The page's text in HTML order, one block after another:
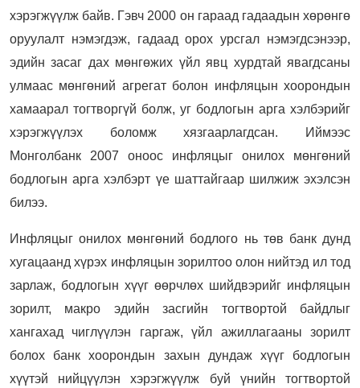
хэрэгжүүлж байв. Гэвч 2000 он гараад гадаадын хөрөнгө
оруулалт нэмэгдэж, гадаад орох урсгал нэмэгдсэнээр,
эдийн засаг дах мөнгөжих үйл явц хурдтай явагдсаны
улмаас мөнгөний агрегат болон инфляцын хоорондын
хамаарал тогтворгүй болж, уг бодлогын арга хэлбэрийг
хэрэгжүүлэх боломж хязгаарлагдсан. Иймээс
Монголбанк 2007 оноос инфляцыг онилох мөнгөний
бодлогын арга хэлбэрт үе шаттайгаар шилжиж эхэлсэн
билээ.
Инфляцыг онилох мөнгөний бодлого нь төв банк дунд
хугацаанд хүрэх инфляцын зорилтоо олон нийтэд ил тод
зарлаж, бодлогын хүүг өөрчлөх шийдвэрийг инфляцын
зорилт, макро эдийн засгийн тогтвортой байдлыг
хангахад чиглүүлэн гаргаж, үйл ажиллагааны зорилт
болох банк хоорондын захын дундаж хүүг бодлогын
хүүтэй нийцүүлэн хэрэгжүүлж буй үнийн тогтвортой